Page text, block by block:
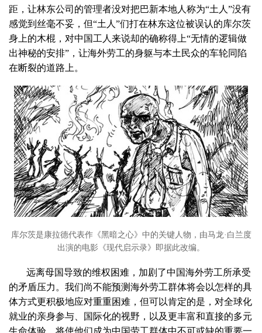
距，让林东公司的管理者没对把巴新本地人称为“土人”没有
感觉到丝毫不妥，但“土人”们打在林东这位被误认的库尔茨
身上的木棍，对中国工人来说却的确称得上“无情的逻辑做
出神秘的安排”，让海外劳工的身躯与本土民众的车轮同陷
在断裂的道路上。
库尔茨是康拉德代表作《黑暗之心》中的关键人物，由马龙·白兰度
出演的电影《现代启示录》即据此改编。
远离母国导致的维权困难，加剧了中国海外劳工所承受
的矛盾压力。我们尚不能预测海外劳工群体将会以怎样的具
体方式更积极地应对重重困难，但可以肯定的是，对全球化
就业的亲身参与、国际化的视野，以及更丰富和直接的多元
生命体验，将使他们成为中国劳工群体中不可或缺的重要一